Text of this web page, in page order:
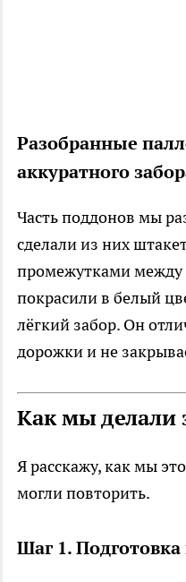
Разобранные
аккуратного
Часть поддонов мы
сделали из них
промежутками между
покрасили в белый
лёгкий забор. Он
дорожки и не
Как мы делали
Я расскажу, как мы
могли повторить.
Шаг 1. Подготовка